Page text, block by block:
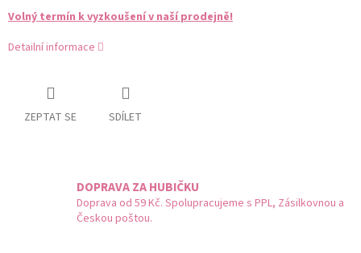
Volný termín k vyzkoušení v naší prodejně!
Detailní informace
ZEPTAT SE SDÍLET
DOPRAVA ZA HUBIČKU
Doprava od 59 Kč. Spolupracujeme s PPL, Zásilkovnou a
Českou poštou.